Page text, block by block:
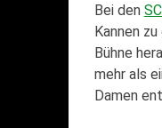
Bei den
Kannen
Bühne
mehr als
Damen